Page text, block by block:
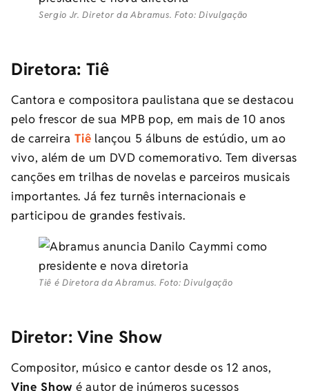
Sergio Jr. Diretor da Abramus. Foto: Divulgação
Diretora: Tiê
Cantora e compositora paulistana que se destacou
pelo frescor de sua MPB pop, em mais de 10 anos
de carreira Tiê lançou 5 álbuns de estúdio, um ao
vivo, além de um DVD comemorativo. Tem diversas
canções em trilhas de novelas e parceiros musicais
importantes. Já fez turnês internacionais e
participou de grandes festivais.
Tiê é Diretora da Abramus. Foto: Divulgação
Diretor: Vine Show
Compositor, músico e cantor desde os 12 anos,
Vine Show é autor de inúmeros sucessos